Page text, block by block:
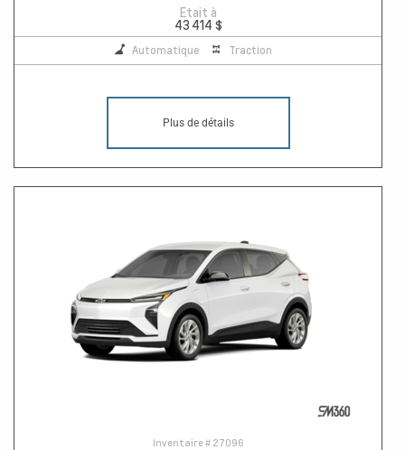
Etait à
43 414 $
Automatique Traction
Plus de détails
Inventaire # 27096